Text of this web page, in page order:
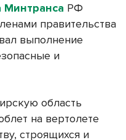
Минтранса РФ
правительства
выполнение
и
область
на вертолете
строящихся и